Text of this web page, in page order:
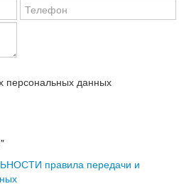
персональных данных
правила передачи и